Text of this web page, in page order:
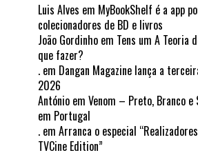
Luis Alves em MyBookShelf é a app
colecionadores de BD e livros
João Gordinho em Tens um A Teoria
que fazer?
. em Dangan Magazine lança a
2026
António em Venom – Preto, Branco
em Portugal
. em Arranca o especial
TVCine Edition”